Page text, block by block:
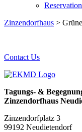
Zinzendorfhaus >
Contact Us
Tagungs- &
Zinzendorfhaus
Zinzendorfplatz 3
99192 Neudietendorf